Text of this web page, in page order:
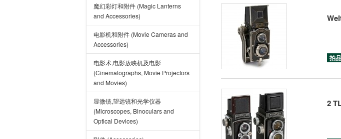
魔幻彩灯和附件 (Magic Lanterns
and Accessories)
电影机和附件 (Movie Cameras and
Accessories)
电影术,电影放映机及电影
(Cinematographs, Movie Projectors
and Movies)
显微镜,望远镜和光学仪器
(Microscopes, Binoculars and
Optical Devices)
拍
2